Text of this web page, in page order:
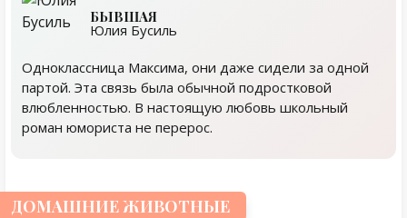
БЫВШАЯ
Юлия Бусиль
Одноклассница Максима, они даже сидели за одной
партой. Эта связь была обычной подростковой
влюбленностью. В настоящую любовь школьный
роман юмориста не перерос.
ДОМАШНИЕ ЖИВОТНЫЕ